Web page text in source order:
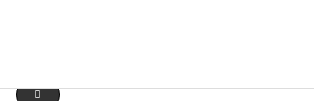
2021-01-09 Hurtigruten 2